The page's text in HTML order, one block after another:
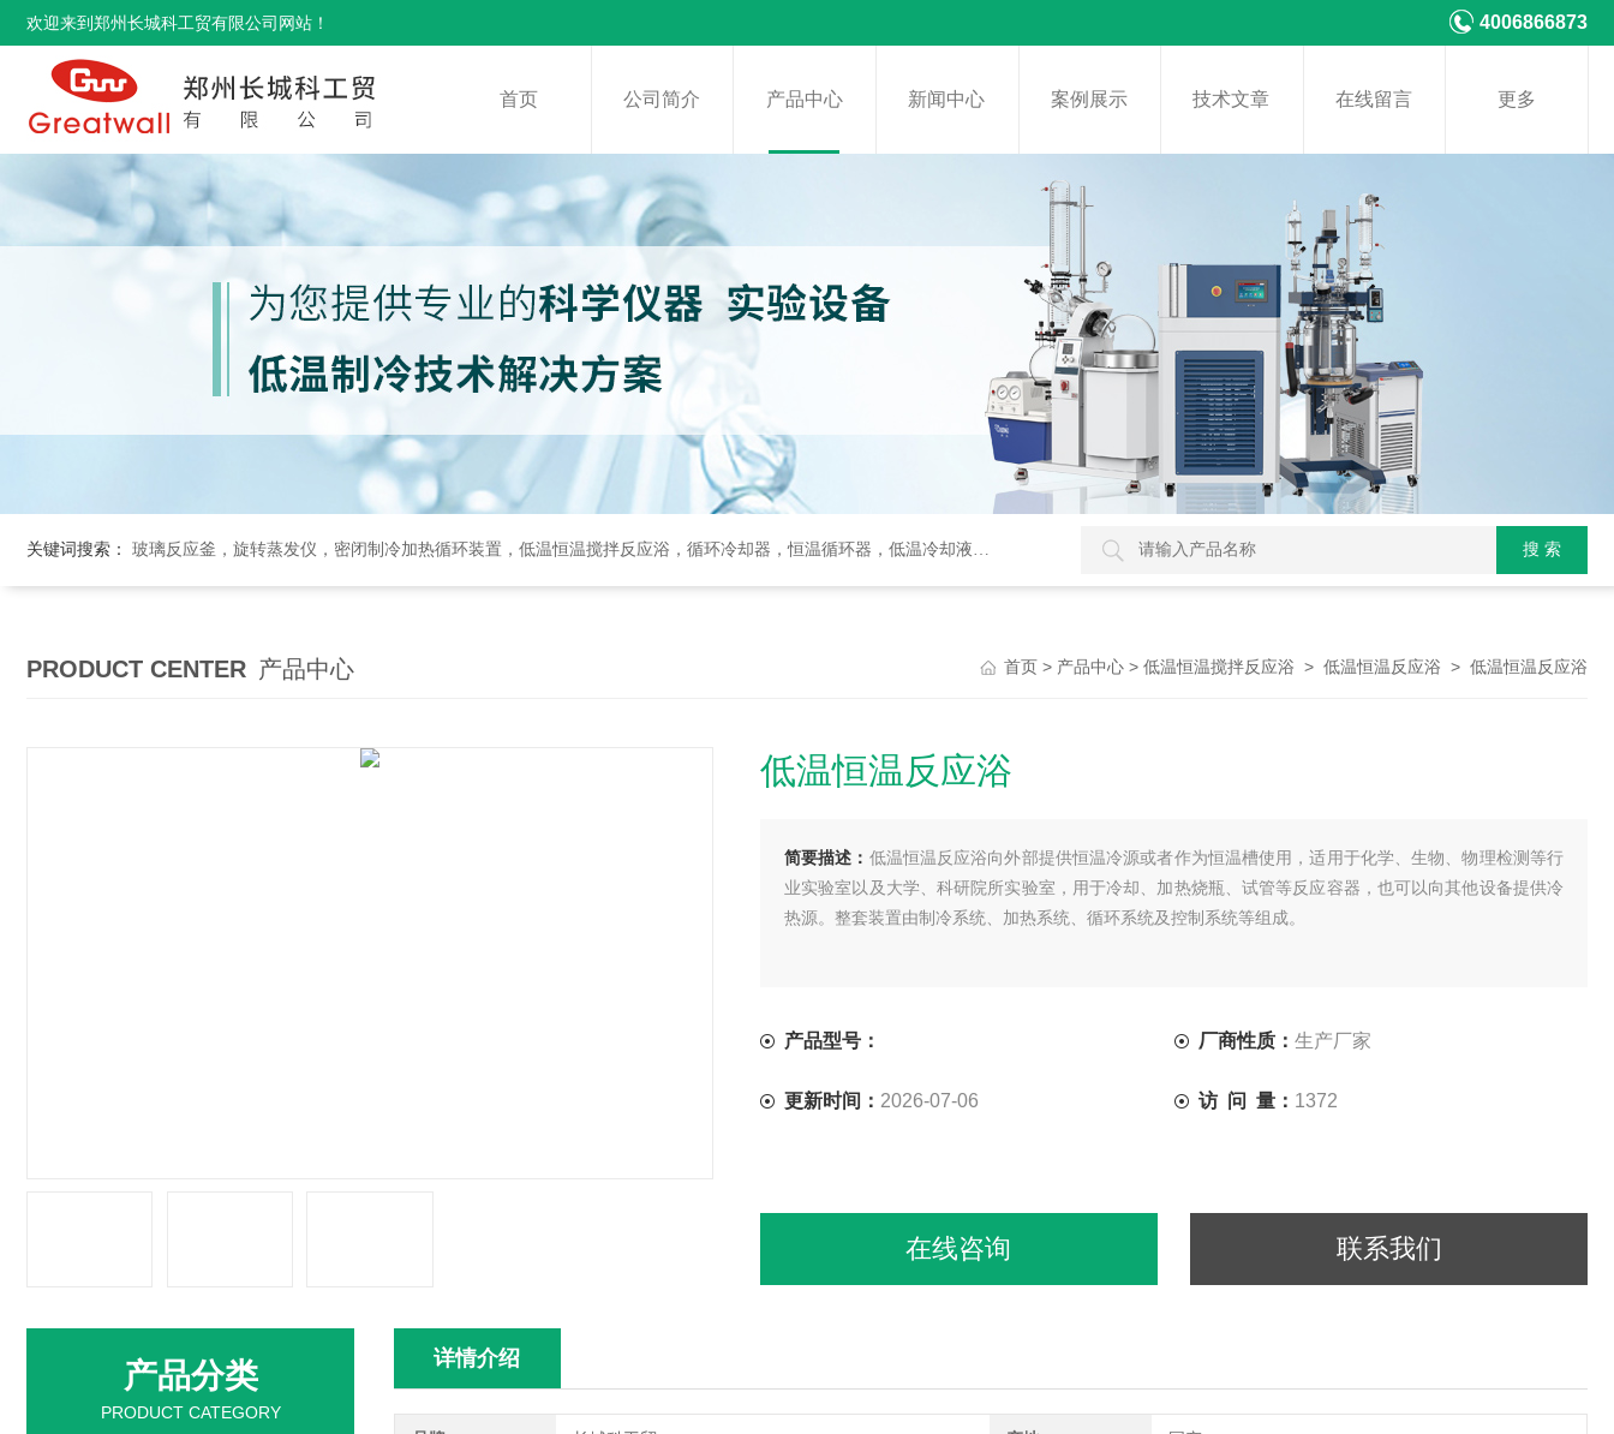
欢迎来到郑州长城科工贸有限公司网站！ 4006866873
首页 公司简介 产品中心 新闻中心 案例展示 技术文章 在线留言 更多
关键词搜索： 玻璃反应釜，旋转蒸发仪，密闭制冷加热循环装置，低温恒温搅拌反应浴，循环冷却器，恒温循环器，低温冷却液循环泵，循环水式多用真空泵，集热式恒温磁力搅拌浴等
PRODUCT CENTER 产品中心 首页 > 产品中心 > 低温恒温搅拌反应浴 > 低温恒温反应浴 > 低温恒温反应浴
低温恒温反应浴
简要描述： 低温恒温反应浴向外部提供恒温冷源或者作为恒温槽使用，适用于化学、生物、物理检测等行
业实验室以及大学、科研院所实验室，用于冷却、加热烧瓶、试管等反应容器，也可以向其他设备提供冷
热源。整套装置由制冷系统、加热系统、循环系统及控制系统等组成。
产品型号： 厂商性质： 生产厂家
更新时间： 2026-07-06 访 问 量： 1372
在线咨询 联系我们
详情介绍
产品分类
PRODUCT CATEGORY